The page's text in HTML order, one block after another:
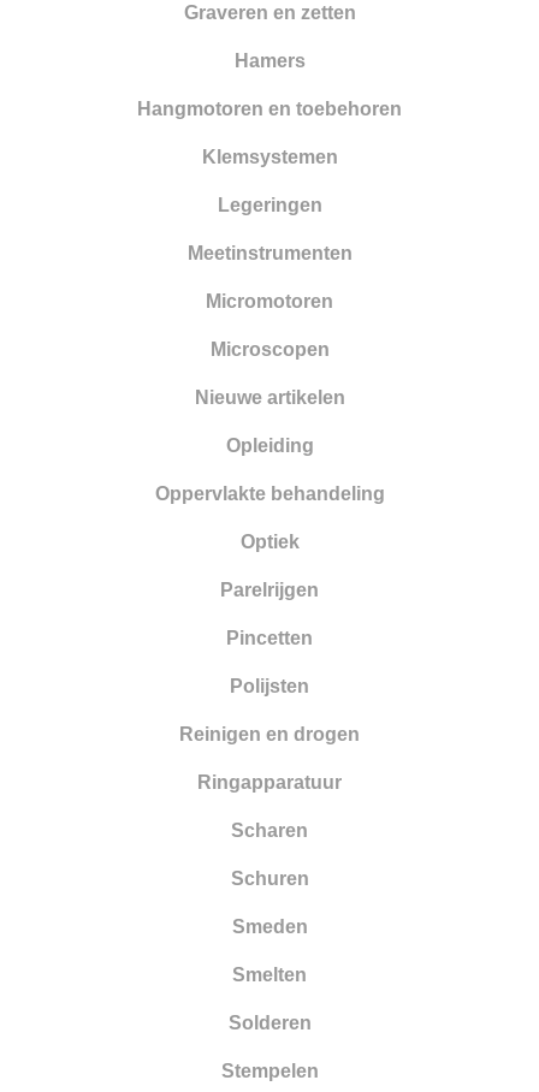
Graveren en zetten
Hamers
Hangmotoren en toebehoren
Klemsystemen
Legeringen
Meetinstrumenten
Micromotoren
Microscopen
Nieuwe artikelen
Opleiding
Oppervlakte behandeling
Optiek
Parelrijgen
Pincetten
Polijsten
Reinigen en drogen
Ringapparatuur
Scharen
Schuren
Smeden
Smelten
Solderen
Stempelen